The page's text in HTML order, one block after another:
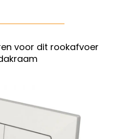
voor dit rookafvoer